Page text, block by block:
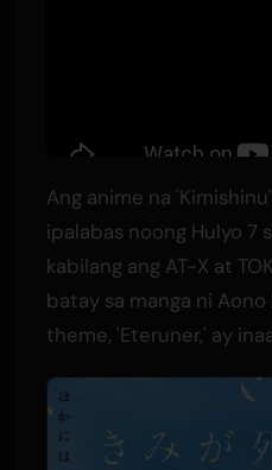
Ang anime na
ipalabas noong Hulyo 7
kabilang ang AT-X at
batay sa manga ni
theme, 'Eteruner,' ay